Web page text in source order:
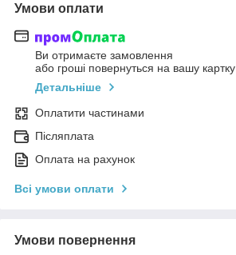
Умови оплати
Ви отримаєте замовлення
або гроші повернуться на вашу картку
Детальніше
Оплатити частинами
Післяплата
Оплата на рахунок
Всі умови оплати
Умови повернення